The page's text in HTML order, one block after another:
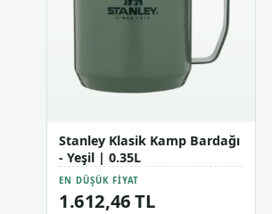
Stanley Klasik Kamp Bardağı
- Yeşil | 0.35L
EN DÜŞÜK FIYAT
1.612,46 TL